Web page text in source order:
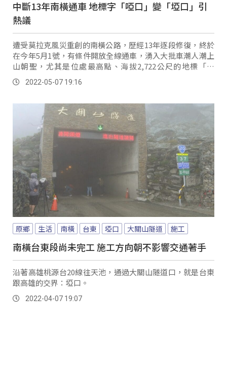
中斷13年南橫通車 地標字「啞口」變「埡口」引
熱議
遭受莫拉克風災重創的南橫公路，歷經13年逐段修復，終於
在今年5月1號，有條件開放全線通車，湧入大批車潮人潮上
山朝聖，尤其是位處最高點、海拔2,722公尺的地標「埡
口」，群山綿延、雲海環繞，堪稱人間仙境...。
2022-05-07 19:16
原鄉 生活 南橫 台東 埡口 大關山隧道 施工
南橫台東段尚未完工 施工方向朝不影響交通著手
沿著高雄桃源台20線往天池，通過大關山隧道口，就是台東
跟高雄的交界：埡口。
2022-04-07 19:07